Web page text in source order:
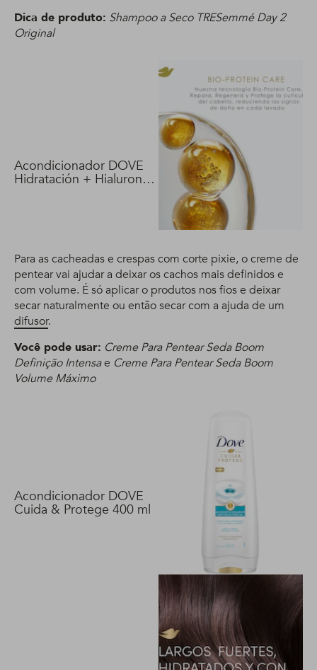
Dica de produto: Shampoo a Seco TRESemmé Day 2
Original
Acondicionador DOVE
Hidratación + Hialuron
Para as cacheadas e crespas com corte pixie, o creme de
pentear vai ajudar a deixar os cachos mais definidos e
com volume. É só aplicar o produtos nos fios e deixar
secar naturalmente ou então secar com a ajuda de um
difusor.
Você pode usar: Creme Para Pentear Seda Boom
Definição Intensae Creme Para Pentear Seda Boom
Volume Máximo
Acondicionador DOVE
Cuida & Protege 400 ml